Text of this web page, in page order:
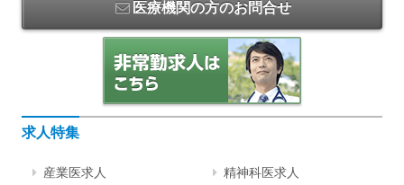
医療機関の方のお問合せ
求人特集
産業医求人 精神科医求人